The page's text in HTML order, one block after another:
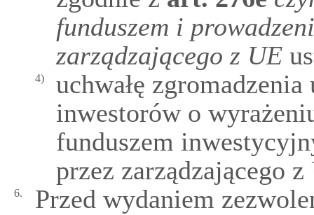
funduszem i
zarządzającego z UE
4)
uchwałę
inwestorów o
funduszem
przez zarządzającego z
6.
Przed wydaniem